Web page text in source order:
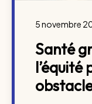
5 novembre
Santé
l’équité